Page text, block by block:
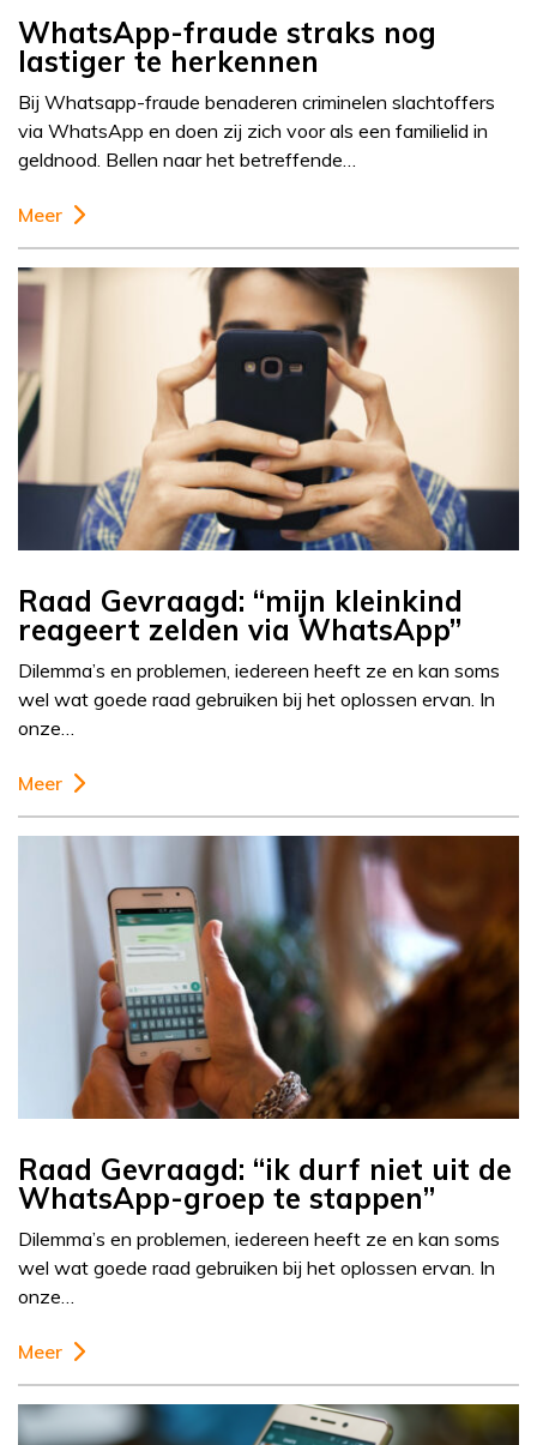
WhatsApp-fraude straks nog
lastiger te herkennen
Bij Whatsapp-fraude benaderen criminelen slachtoffers
via WhatsApp en doen zij zich voor als een familielid in
geldnood. Bellen naar het betreffende…
Meer
Raad Gevraagd: “mijn kleinkind
reageert zelden via WhatsApp”
Dilemma’s en problemen, iedereen heeft ze en kan soms
wel wat goede raad gebruiken bij het oplossen ervan. In
onze…
Meer
Raad Gevraagd: “ik durf niet uit de
WhatsApp-groep te stappen”
Dilemma’s en problemen, iedereen heeft ze en kan soms
wel wat goede raad gebruiken bij het oplossen ervan. In
onze…
Meer